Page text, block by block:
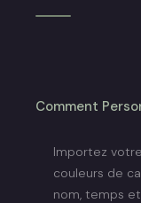
Comment
Importez
couleurs de
nom, temps